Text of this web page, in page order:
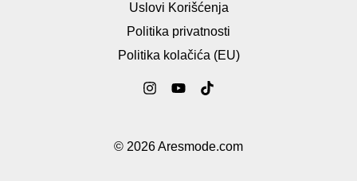
Uslovi Korišćenja
Politika privatnosti
Politika kolačića (ЕU)
© 2026 Aresmode.com